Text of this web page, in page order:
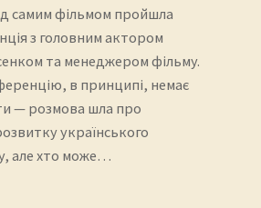
самим фільмом пройшла
з головним актором
та менеджером фільму.
в принципі, немає
— розмова шла про
українського
але хто може…